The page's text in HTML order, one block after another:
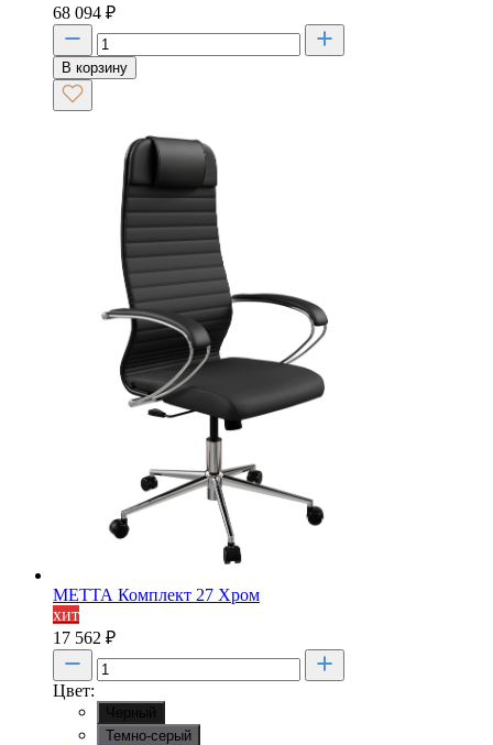
68 094 ₽
В корзину
МЕТТА Комплект 27 Хром
хит
17 562 ₽
Цвет:
Черный
Темно-серый